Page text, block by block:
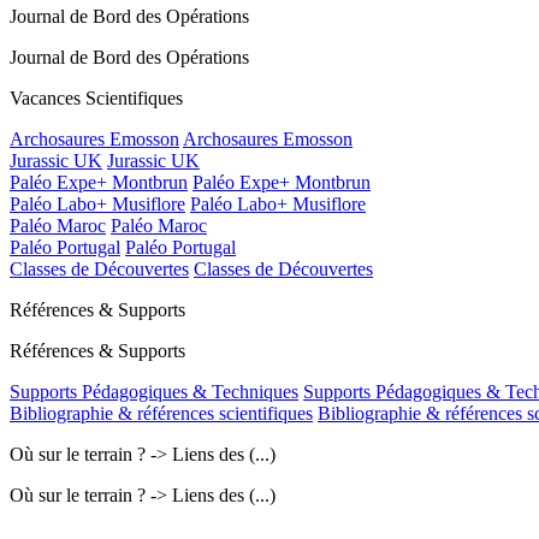
Journal de Bord des Opérations
Journal de Bord des Opérations
Vacances Scientifiques
Archosaures Emosson Archosaures Emosson
Jurassic UK Jurassic UK
Paléo Expe+ Montbrun Paléo Expe+ Montbrun
Paléo Labo+ Musiflore Paléo Labo+ Musiflore
Paléo Maroc Paléo Maroc
Paléo Portugal Paléo Portugal
Classes de Découvertes Classes de Découvertes
Références & Supports
Références & Supports
Supports Pédagogiques & Techniques Supports Pédagogiques &
Bibliographie & références scientifiques Bibliographie & références
Où sur le terrain ? -> Liens des (...)
Où sur le terrain ? -> Liens des (...)